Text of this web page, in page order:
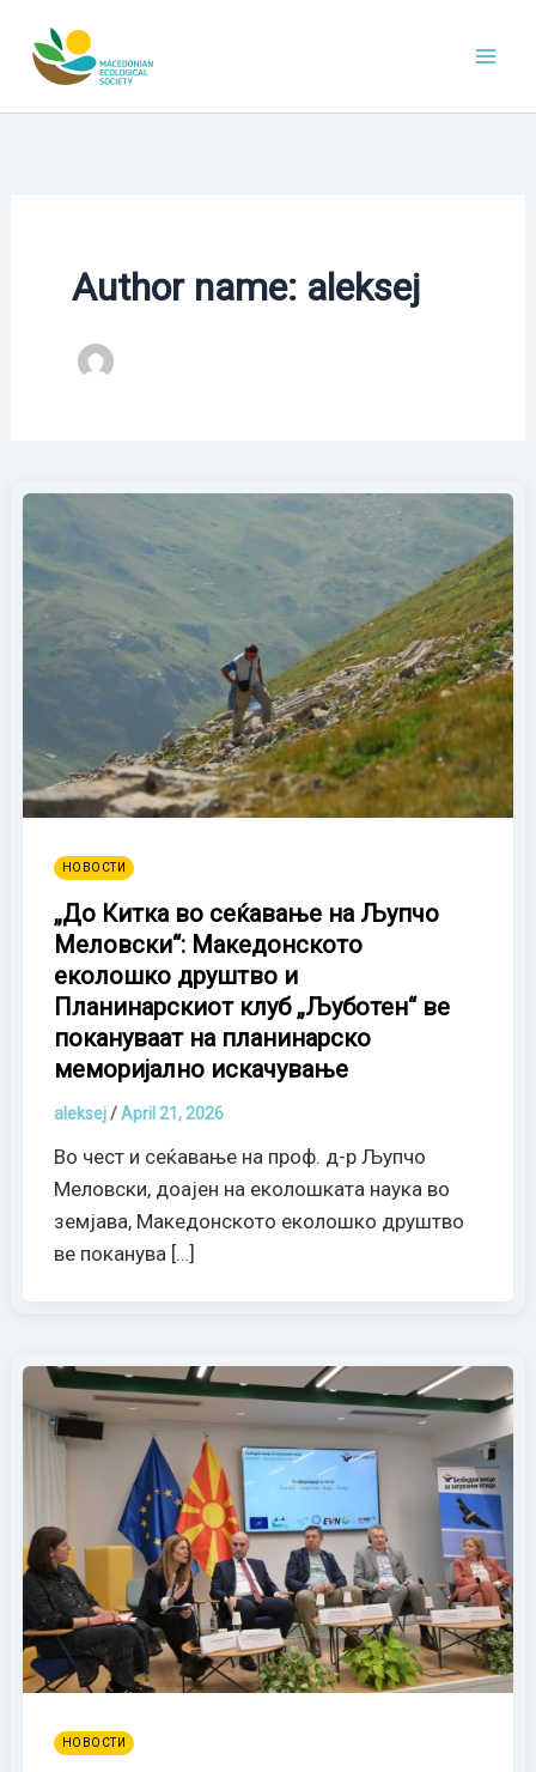
content
Author name: aleksej
НОВОСТИ
„До Китка во сеќавање на Љупчо
Меловски“: Македонското
еколошко друштво и
Планинарскиот клуб „Љуботен“ ве
покануваат на планинарско
меморијално искачување
aleksej/April 21, 2026
Во чест и сеќавање на проф. д-р Љупчо
Меловски, доајен на еколошката наука во
земјава, Македонското еколошко друштво
ве поканува […]
НОВОСТИ